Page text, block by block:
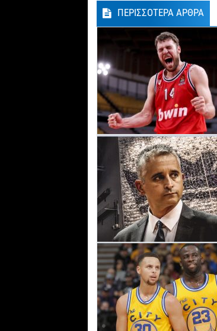
ΠΕΡΙΣΣΟΤΕΡΑ ΑΡΘΡΑ